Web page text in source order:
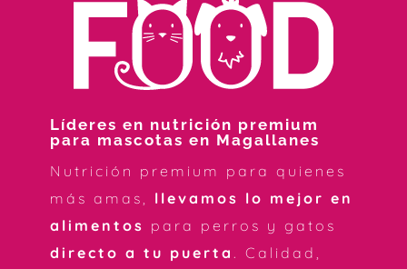
Líderes en nutrición premium
para mascotas en Magallanes
Nutrición premium para quienes
más amas, llevamos lo mejor en
alimentos para perros y gatos
directo a tu puerta . Calidad,